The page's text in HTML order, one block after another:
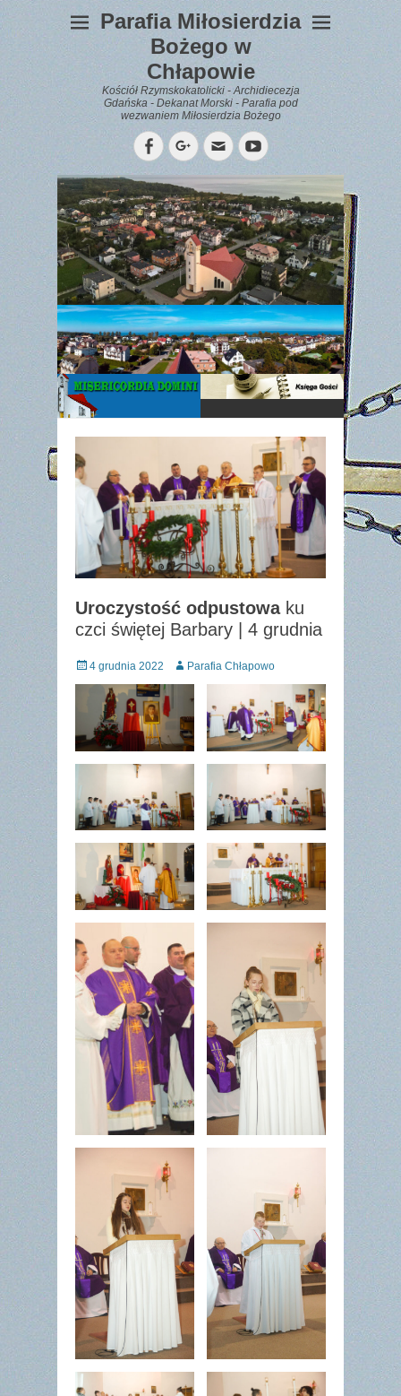
Parafia Miłosierdzia
Bożego w
Chłapowie
Kościół Rzymskokatolicki - Archidiecezja
Gdańska - Dekanat Morski - Parafia pod
wezwaniem Miłosierdzia Bożego
FacebookGoogleplus
EmailYouTube
WYPOCZYNEK
Gazetka
Parafialna
Uroczystość odpustowaku
czci świętej Barbary | 4 grudnia
Posted
on
4 grudnia 2022 Author
Parafia Chłapowo